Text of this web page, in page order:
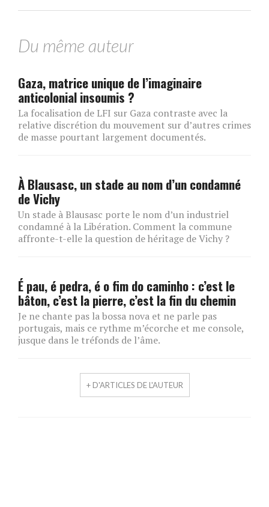
Du même auteur
Gaza, matrice unique de l’imaginaire
anticolonial insoumis ?
La focalisation de LFI sur Gaza contraste avec la
relative discrétion du mouvement sur d’autres crimes
de masse pourtant largement documentés.
À Blausasc, un stade au nom d’un condamné
de Vichy
Un stade à Blausasc porte le nom d’un industriel
condamné à la Libération. Comment la commune
affronte-t-elle la question de héritage de Vichy ?
É pau, é pedra, é o fim do caminho : c’est le
bâton, c’est la pierre, c’est la fin du chemin
Je ne chante pas la bossa nova et ne parle pas
portugais, mais ce rythme m’écorche et me console,
jusque dans le tréfonds de l’âme.
+ D'ARTICLES DE L'AUTEUR